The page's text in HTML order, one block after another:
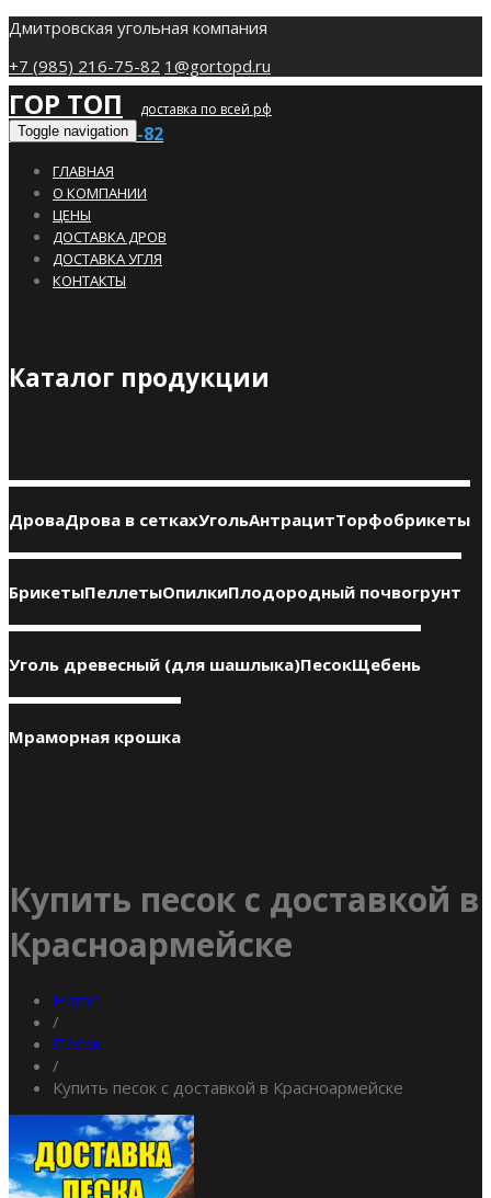
Дмитровская угольная компания
+7 (985) 216-75-82 1@gortopd.ru
ГОР ТОП доставка по всей рф
+7 (985) 216-75-82
Toggle navigation
ГЛАВНАЯ
О КОМПАНИИ
ЦЕНЫ
ДОСТАВКА ДРОВ
ДОСТАВКА УГЛЯ
КОНТАКТЫ
Каталог продукции
ДроваДрова в сеткахУгольАнтрацитТорфобрикеты
БрикетыПеллетыОпилкиПлодородный почвогрунт
Уголь древесный (для шашлыка)ПесокЩебень
Мраморная крошка
Купить песок с доставкой в
Красноармейске
Home
/
Песок
/
Купить песок с доставкой в Красноармейске